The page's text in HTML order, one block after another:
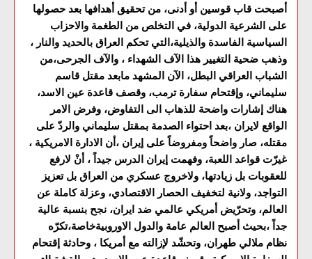
أصبحت قاب قوسين أو أدنى، من تحقيق أهدافها بعد حصولها
على الشرعية الدولية، في التخلص من الطغمة والاحزاب
السياسية الفاسدة والذيلية،التي تحكم العراق بالحديد والنار ،
وذهب ضحية التغيير هذا الآف الشهداء ، والآف الجرحى،من
الشباب العراقي البطل، الآن المشهد مابعد مقتل قاسم
سليماني، وإقتحام سفارة ترمب، وقصف قاعدة عين الاسد،
هناك إشارات واضحة للذهاب الى التفاوض، وفرض الامر
الواقع لايران ،بعد احتواء الصدمة بمقتل سليماني والردّ على
مقتله، صار واضحاً ومفروضاً على إيران ،أن الادارة الامريكية ،
غيرّت قواعد اللعبة، وفهمت إيران الدرس جيداً ، أنْ لارفع
للعقوبات بل زيادتها، ولاخروج عسكري من العراق بل تعزيز
التواجد، ولانية لتخفيف الحصار الاقتصادي، وعزلة كاملة عن
العالم، وتحرّيض أمريكي عالمي ضد ايران، نجح بنسبة عالية
جداً ،بحيث أصبح العالم عامة والدول الاوروبيةخاصة،تكرّه
نظام ملالي طهران، وتحشّد لإزالته مع أمريكا ، وحادثة إقتحام